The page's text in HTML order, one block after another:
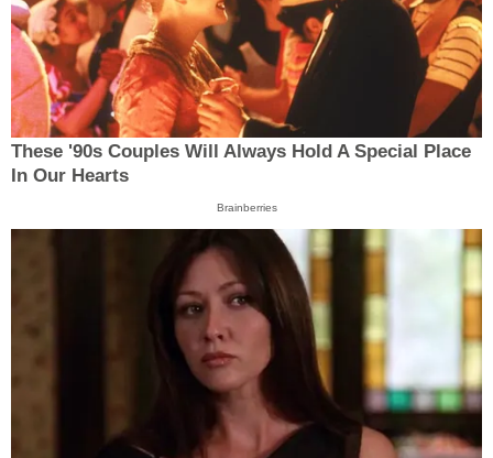
These '90s Couples Will Always Hold A Special Place
In Our Hearts
Brainberries